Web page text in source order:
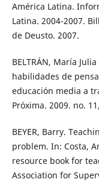
América Latina.
Latina. 2004-2007.
de Deusto. 2007.
BELTRÁN, María
habilidades de
educación media a
Próxima. 2009. no.
BEYER, Barry.
problem. In: Costa,
resource book for
Association for